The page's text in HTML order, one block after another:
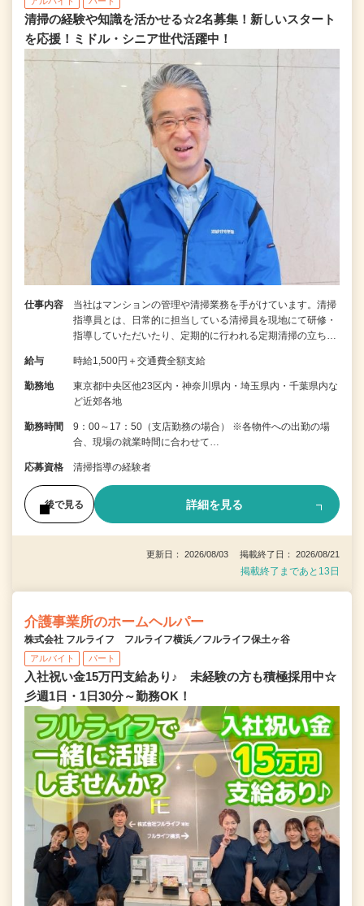
清掃の経験や知識を活かせる☆2名募集！新しいスタート
を応援！ミドル・シニア世代活躍中！
仕事内容
当社はマンションの管理や清掃業務を手がけています。清掃
指導員とは、日常的に担当している清掃員を現地にて研修・
指導していただいたり、定期的に行われる定期清掃の立ち…
給与 時給1,500円＋交通費全額支給
勤務地
東京都中央区他23区内・神奈川県内・埼玉県内・千葉県内な
ど近郊各地
勤務時間
9：00～17：50（支店勤務の場合） ※各物件への出勤の場
合、現場の就業時間に合わせて…
応募資格 清掃指導の経験者
後で見る 詳細を見る
更新日： 2026/08/03 掲載終了日： 2026/08/21
掲載終了まであと13日
介護事業所のホームヘルパー
株式会社 フルライフ フルライフ横浜／フルライフ保土ヶ谷
アルバイト パート
入社祝い金15万円支給あり♪ 未経験の方も積極採用中☆
彡週1日・1日30分～勤務OK！